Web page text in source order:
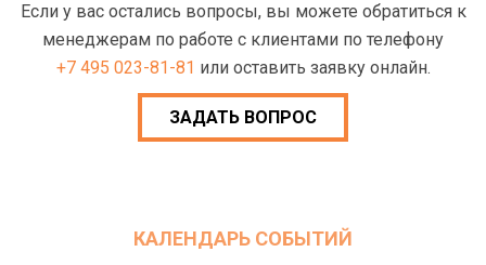
Если у вас остались вопросы, вы можете обратиться к
менеджерам по работе с клиентами по телефону
+7 495 023-81-81 или оставить заявку онлайн.
ЗАДАТЬ ВОПРОС
КАЛЕНДАРЬ СОБЫТИЙ